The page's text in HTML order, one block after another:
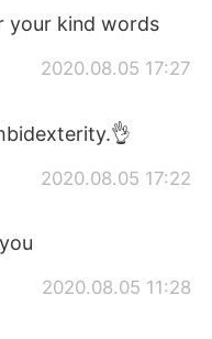
your kind words
2020.08.05 17:27
2020.08.05 17:22
2020.08.05 11:28